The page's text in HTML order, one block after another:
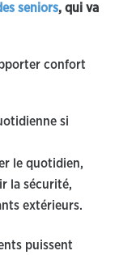
seniors, qui va
confort
si
le quotidien,
la sécurité,
extérieurs.
puissent